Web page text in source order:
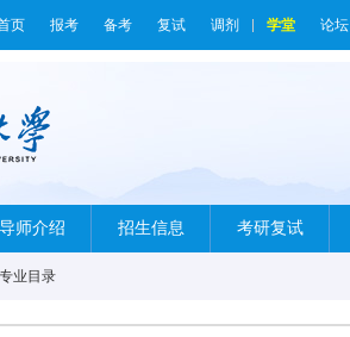
页 报考 备考 复试 调剂 学堂 论坛
导师介绍 招生信息 考研复试
专业目录